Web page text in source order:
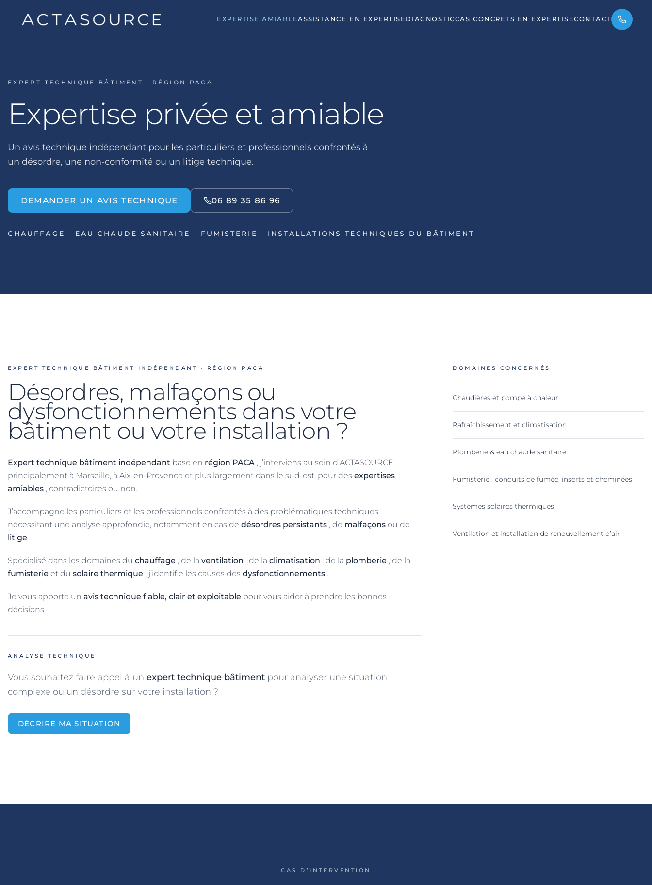
EXPERTISE AMIABLEASSISTANCE EN EXPERTISE DIAGNOSTICCAS CONCRETS EN EXPERTISECONTACT
EXPERT TECHNIQUE BÂTIMENT · RÉGION PACA
Expertise privée et amiable
Un avis technique indépendant pour les particuliers et professionnels confrontés à
un désordre, une non-conformité ou un litige technique.
DEMANDER UN AVIS TECHNIQUE 06 89 35 86 96
CHAUFFAGE · EAU CHAUDE SANITAIRE · FUMISTERIE · INSTALLATIONS TECHNIQUES DU BÂTIMENT
EXPERT TECHNIQUE BÂTIMENT INDÉPENDANT · RÉGION PACA
Désordres, malfaçons ou
dysfonctionnements dans votre
bâtiment ou votre installation ?
Expert technique bâtiment indépendant basé en région PACA , j’interviens au sein d’ACTASOURCE,
principalement à Marseille, à Aix-en-Provence et plus largement dans le sud-est, pour des expertises
amiables , contradictoires ou non.
J’accompagne les particuliers et les professionnels confrontés à des problématiques techniques
nécessitant une analyse approfondie, notamment en cas de désordres persistants , de malfaçons ou de
litige .
Spécialisé dans les domaines du chauffage , de la ventilation , de la climatisation , de la plomberie , de la
fumisterie et du solaire thermique , j’identifie les causes des dysfonctionnements .
Je vous apporte un avis technique fiable, clair et exploitable pour vous aider à prendre les bonnes
décisions.
ANALYSE TECHNIQUE
Vous souhaitez faire appel à un expert technique bâtiment pour analyser une situation
complexe ou un désordre sur votre installation ?
DÉCRIRE MA SITUATION
DOMAINES CONCERNÉS
Chaudières et pompe à chaleur
Rafraîchissement et climatisation
Plomberie & eau chaude sanitaire
Fumisterie : conduits de fumée, inserts et cheminées
Systèmes solaires thermiques
Ventilation et installation de renouvellement d’air
CAS D’INTERVENTION